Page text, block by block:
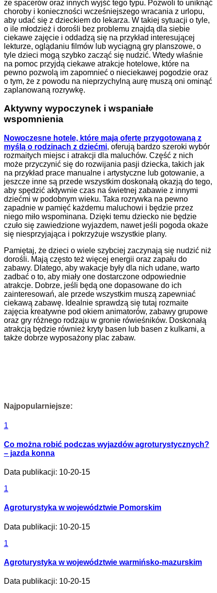
ze spacerów oraz innych wyjść tego typu. Pozwoli to uniknąć
choroby i konieczności wcześniejszego wracania z urlopu,
aby udać się z dzieckiem do lekarza. W takiej sytuacji o tyle,
o ile młodzież i dorośli bez problemu znajdą dla siebie
ciekawe zajęcie i oddadzą się na przykład interesującej
lekturze, oglądaniu filmów lub wyciągną gry planszowe, o
tyle dzieci mogą szybko zacząć się nudzić. Wtedy właśnie
na pomoc przyjdą ciekawe atrakcje hotelowe, które na
pewno pozwolą im zapomnieć o nieciekawej pogodzie oraz
o tym, że z powodu na nieprzychylną aurę muszą oni ominąć
zaplanowaną rozrywkę.
Aktywny wypoczynek i wspaniałe
wspomnienia
Nowoczesne hotele, które mają ofertę przygotowaną z
myślą o rodzinach z dziećmi, oferują bardzo szeroki wybór
rozmaitych miejsc i atrakcji dla maluchów. Część z nich
może przyczynić się do rozwijania pasji dziecka, takich jak
na przykład prace manualne i artystyczne lub gotowanie, a
jeszcze inne są przede wszystkim doskonałą okazją do tego,
aby spędzić aktywnie czas na świetnej zabawie z innymi
dziećmi w podobnym wieku. Taka rozrywka na pewno
zapadnie w pamięć każdemu maluchowi i będzie przez
niego miło wspominana. Dzięki temu dziecko nie będzie
czuło się zawiedzione wyjazdem, nawet jeśli pogoda okaże
się niesprzyjająca i pokrzyżuje wszystkie plany.
Pamiętaj, że dzieci o wiele szybciej zaczynają się nudzić niż
dorośli. Mają często też więcej energii oraz zapału do
zabawy. Dlatego, aby wakacje były dla nich udane, warto
zadbać o to, aby miały one dostarczone odpowiednie
atrakcje. Dobrze, jeśli będą one dopasowane do ich
zainteresowań, ale przede wszystkim muszą zapewniać
ciekawą zabawę. Idealnie sprawdzą się tutaj rozmaite
zajęcia kreatywne pod okiem animatorów, zabawy grupowe
oraz gry różnego rodzaju w gronie rówieśników. Doskonałą
atrakcją będzie również kryty basen lub basen z kulkami, a
także dobrze wyposażony plac zabaw.
Najpopularniejsze:
1
Co można robić podczas wyjazdów agroturystycznych?
– jazda konna
Data publikacji: 10-20-15
1
Agroturystyka w województwie Pomorskim
Data publikacji: 10-20-15
1
Agroturystyka w województwie warmińsko-mazurskim
Data publikacji: 10-20-15